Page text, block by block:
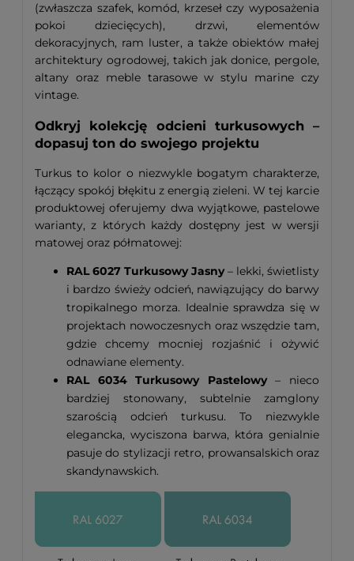
(zwłaszcza szafek, komód, krzeseł czy wyposażenia
pokoi dziecięcych), drzwi, elementów
dekoracyjnych, ram luster, a także obiektów małej
architektury ogrodowej, takich jak donice, pergole,
altany oraz meble tarasowe w stylu marine czy
vintage.
Odkryj kolekcję odcieni turkusowych –
dopasuj ton do swojego projektu
Turkus to kolor o niezwykle bogatym charakterze,
łączący spokój błękitu z energią zieleni. W tej karcie
produktowej oferujemy dwa wyjątkowe, pastelowe
warianty, z których każdy dostępny jest w wersji
matowej oraz półmatowej:
RAL 6027 Turkusowy Jasny– lekki, świetlisty
i bardzo świeży odcień, nawiązujący do barwy
tropikalnego morza. Idealnie sprawdza się w
projektach nowoczesnych oraz wszędzie tam,
gdzie chcemy mocniej rozjaśnić i ożywić
odnawiane elementy.
RAL 6034 Turkusowy Pastelowy– nieco
bardziej stonowany, subtelnie zamglony
szarością odcień turkusu. To niezwykle
elegancka, wyciszona barwa, która genialnie
pasuje do stylizacji retro, prowansalskich oraz
skandynawskich.